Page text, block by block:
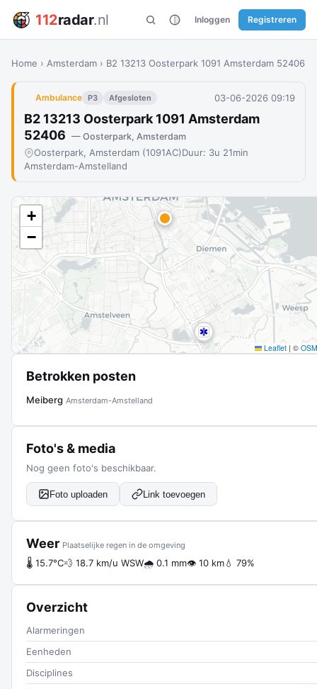
112radar.nl Inloggen Registreren
Home › Amsterdam › B2 13213 Oosterpark 1091 Amsterdam 52406
Ambulance P3 Afgesloten 03-06-2026 09:19
B2 13213 Oosterpark 1091 Amsterdam
52406 — Oosterpark, Amsterdam
Oosterpark, Amsterdam (1091AC)Duur: 3u 21min
Amsterdam-Amstelland
+
−
Leaflet | © OSM
Betrokken posten
Meiberg Amsterdam-Amstelland
Foto's & media
Nog geen foto's beschikbaar.
Foto uploaden Link toevoegen
Weer Plaatselijke regen in de omgeving
🌡 15.7°C💨 18.7 km/u WSW🌧 0.1 mm👁 10 km💧 79%
Overzicht
Alarmeringen
Eenheden
Disciplines